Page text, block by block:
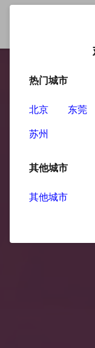
热门城市
北京 东莞
苏州
其他城市
其他城市